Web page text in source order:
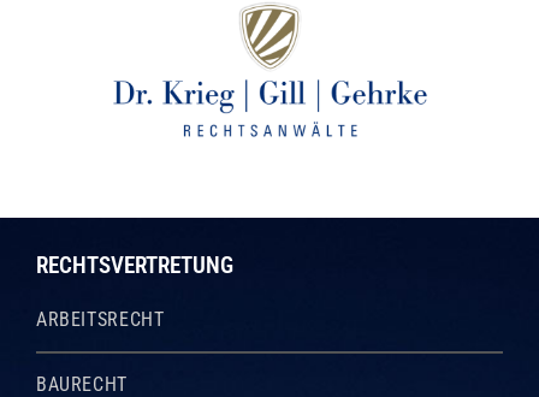
RECHTSVERTRETUNG
ARBEITSRECHT
BAURECHT